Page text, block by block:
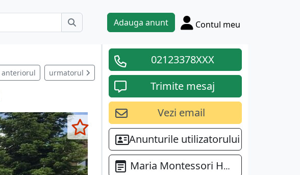
Adauga anunt Contul meu
anteriorul urmatorul
02123378XXX
Trimite mesaj
Vezi email
Anunturile utilizatorului
Maria Montessori Home - Gradinita si cresa